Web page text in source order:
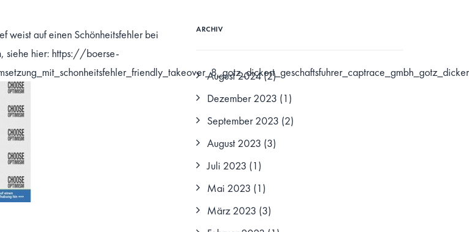
weist auf einen Schönheitsfehler bei
siehe hier: https://boerse-
ARCHIV
August 2024(2)
Dezember 2023 (1)
September 2023 (2)
August 2023 (3)
Juli 2023 (1)
Mai 2023 (1)
März 2023 (3)